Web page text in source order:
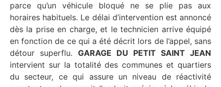
parce qu’un véhicule bloqué ne se plie pas aux
horaires habituels. Le délai d’intervention est annoncé
dès la prise en charge, et le technicien arrive équipé
en fonction de ce qui a été décrit lors de l’appel, sans
détour superflu. GARAGE DU PETIT SAINT JEAN
intervient sur la totalité des communes et quartiers
du secteur, ce qui assure un niveau de réactivité